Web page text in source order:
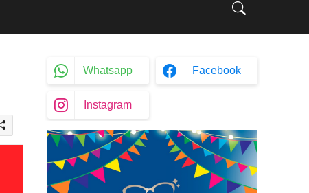
Whatsapp Facebook
Instagram